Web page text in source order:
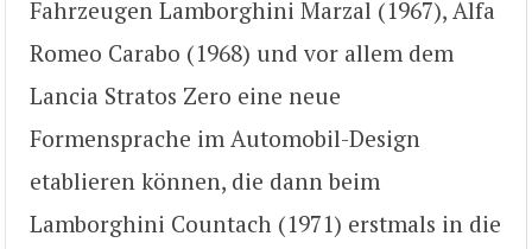
Fahrzeugen Lamborghini Marzal (1967), Alfa
Romeo Carabo (1968) und vor allem dem
Lancia Stratos Zero eine neue
Formensprache im Automobil-Design
etablieren können, die dann beim
Lamborghini Countach (1971) erstmals in die